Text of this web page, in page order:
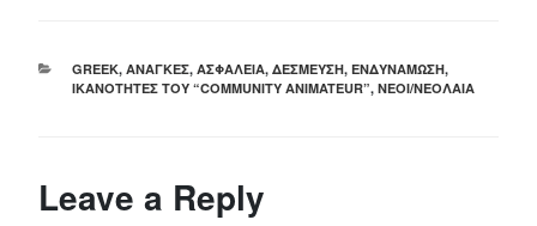
CATEGORIES
GREEK, ΑΝΆΓΚΕΣ, ΑΣΦΆΛΕΙΑ, ΔΈΣΜΕΥΣΗ, ΕΝΔΥΝΆΜΩΣΗ,
ΙΚΑΝΌΤΗΤΕΣ ΤΟΥ “COMMUNITY ANIMATEUR”, ΝΈΟΙ/ΝΕΟΛΑΊΑ
Leave a Reply